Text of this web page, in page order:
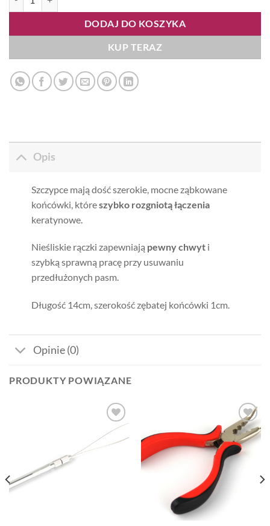
DODAJ DO KOSZYKA
KUP TERAZ
Opis
Szczypce mają dość szerokie, mocne ząbkowane
końcówki, któreszybko rozgniotą łączenia
keratynowe.
Nieśliskie rączki zapewniają pewny chwyti
szybką sprawną pracę przy usuwaniu
przedłużonych pasm.
Długość 14cm, szerokość zębatej końcówki 1cm.
Opinie (0)
PRODUKTY POWIĄZANE
Dodaj
do listy
życzeń
Dodaj
do listy
życzeń